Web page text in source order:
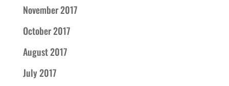
November 2017
October 2017
August 2017
July 2017